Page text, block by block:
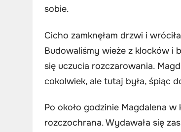
sobie.
Cicho zamknęłam drzwi i
Budowaliśmy wieże z klocków i
się uczucia rozczarowania.
cokolwiek, ale tutaj była, śpiąc
Po około godzinie Magdalena
rozczochrana. Wydawała się